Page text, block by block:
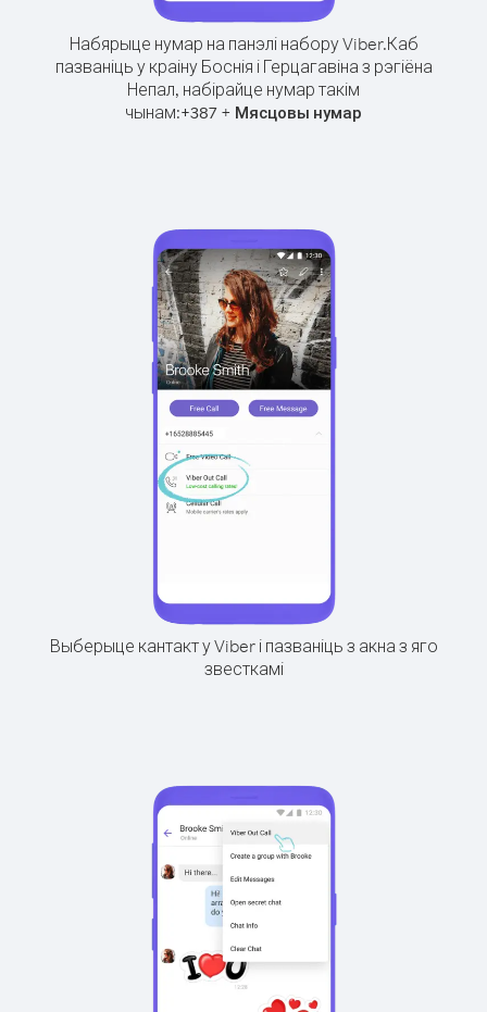
Набярыце нумар на панэлі набору Viber.Каб
пазваніць у краіну Боснія і Герцагавіна з рэгіёна
Непал, набірайце нумар такім
чынам:+387 + Мясцовы нумар
Выберыце кантакт у Viber і пазваніць з акна з яго
звесткамі